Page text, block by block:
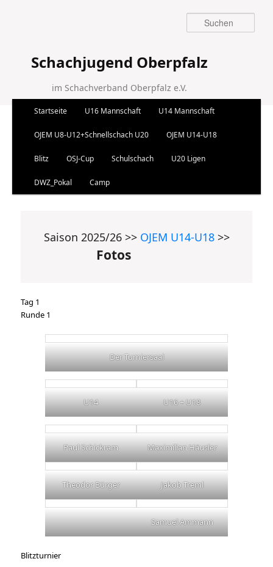
Schachjugend Oberpfalz
im Schachverband Oberpfalz e.V.
Suchen
Zum Inhalt wechseln
Zum sekundären Inhalt wechseln
Startseite U16 Mannschaft U14 Mannschaft
OJEM U8-U12+Schnellschach U20 OJEM U14-U18
Blitz OSJ-Cup Schulschach U20 Ligen
DWZ_Pokal Camp
Saison 2025/26 >> OJEM U14-U18>>
Fotos
Tag 1
Runde 1
Der Turniersaal
U14 U16 + U18
Paul Schickram Maximilian Häusler
Theodor Bürger Jakob Treml
Samuel Ammann
Blitzturnier